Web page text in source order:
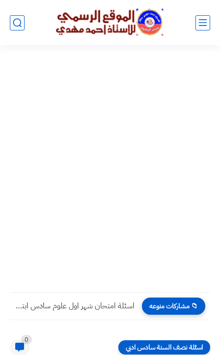
📁 مشاركات منوعه اسئلة امتحان شهر اول علوم سادس ابتدائي بعد نصف السنة...
اسئلة نصف السنة سادس ادبي
0